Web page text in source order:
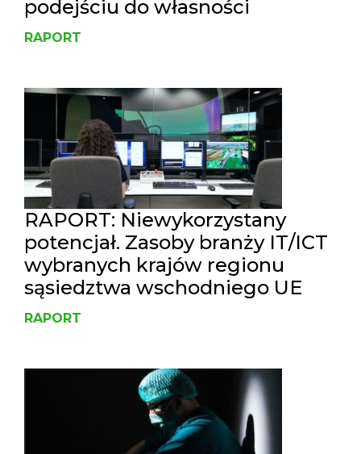
podejściu do własności
RAPORT
RAPORT: Niewykorzystany
potencjał. Zasoby branży IT/ICT
wybranych krajów regionu
sąsiedztwa wschodniego UE
RAPORT